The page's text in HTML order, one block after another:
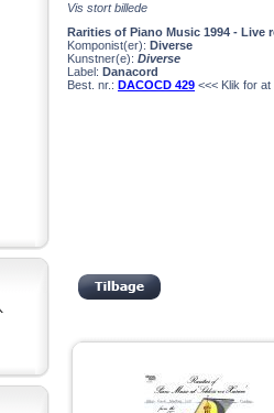
Vis stort billede
Rarities of Piano Music 1994 -
Komponist(er): Diverse
Kunstner(e): Diverse
Label: Danacord
Best. nr.: DACOCD 429 <<< Klik for